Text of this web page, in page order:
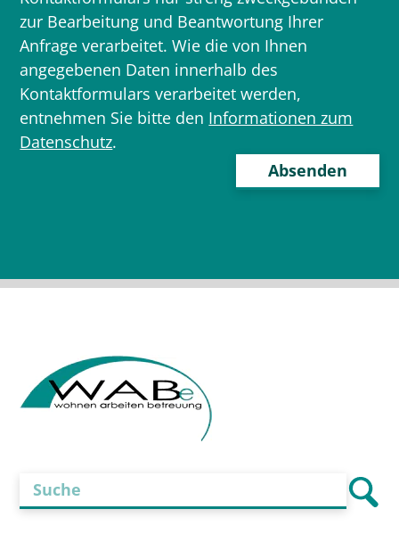
zur Bearbeitung und Beantwortung Ihrer
Anfrage verarbeitet. Wie die von Ihnen
angegebenen Daten innerhalb des
Kontaktformulars verarbeitet werden,
entnehmen Sie bitte den Informationen zum
Datenschutz.